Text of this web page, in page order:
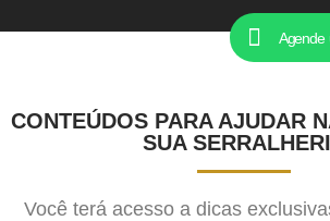
Agende
CONTEÚDOS PARA AJUDAR
SUA
Você terá acesso a dicas